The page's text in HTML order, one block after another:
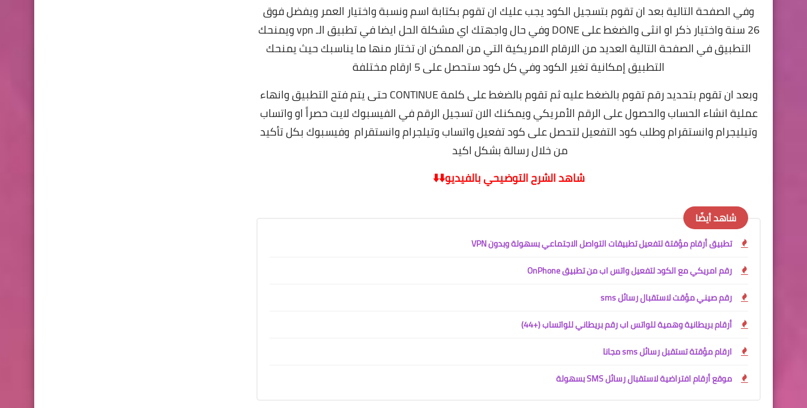
وفي الصفحة التالية بعد ان تقوم بتسجيل الكود يجب عليك ان تقوم بكتابة اسم ونسبة واختيار العمر ويفضل فوق
26 سنة واختيار ذكر او انثى والضغط على DONE وفي حال واجهتك اي مشكلة الحل ايضا في تطبيق الـ vpn
ويمنحك
التطبيق في الصفحة التالية العديد منالارقام الامريكيةالتي من الممكن ان تختار منها ما يناسبك حيث يمنحك
التطبيق إمكانية تغير الكود وفي كل كود ستحصل على 5 ارقام مختلفة
وبعد ان تقوم بتحديد رقم تقوم بالضغط عليه ثم تقوم بالضغط على كلمة CONTINUE حتى يتم فتح التطبيق وانهاء
عملية انشاء الحساب والحصول على الرقم الأمريكيويمكنك الان تسجيل الرقم في الفيسبوك لايت حصراً او واتساب
وتيليجرام وانستقرام وطلب كود التفعيل لتحصل على كود تفعيل واتساب وتيلجرام وانستقرام وفيسبوك بكل تأكيد
من خلال رسالة بشكل اكيد
شاهد الشرح التوضيحي بالفيديو⬇️⬇️
شاهد أيضًا
تطبيق أرقام مؤقتة لتفعيل تطبيقات التواصل الاجتماعي بسهولة وبدون VPN
رقم امريكي مع الكود لتفعيل واتس اب من تطبيق OnPhone
رقم صيني مؤقت لاستقبال رسائل sms
أرقام بريطانية وهمية للواتس اب رقم بريطاني للواتساب (+44)
ارقام مؤقتة تستقبل رسائل sms مجانا
موقع أرقام افتراضية لاستقبال رسائل SMS بسهولة